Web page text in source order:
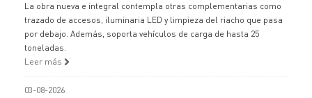
La obra nueva e integral contempla otras complementarias como
trazado de accesos, iluminaria LED y limpieza del riacho que pasa
por debajo. Además, soporta vehículos de carga de hasta 25
toneladas.
Leer más
03-08-2026